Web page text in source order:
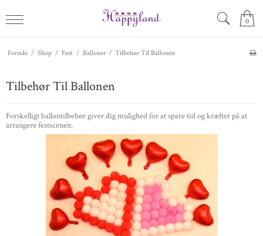
0
Forside / Shop / Fest / Balloner / Tilbehør Til Ballonen
Tilbehør Til Ballonen
Forskelligt ballontilbehør giver dig mulighed for at spare tid og kræfter på at
arrangere festscenen.